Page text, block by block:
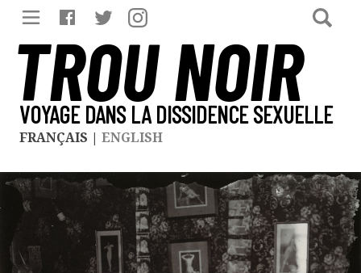
TROU NOIR
VOYAGE DANS LA DISSIDENCE SEXUELLE
FRANÇAIS | ENGLISH